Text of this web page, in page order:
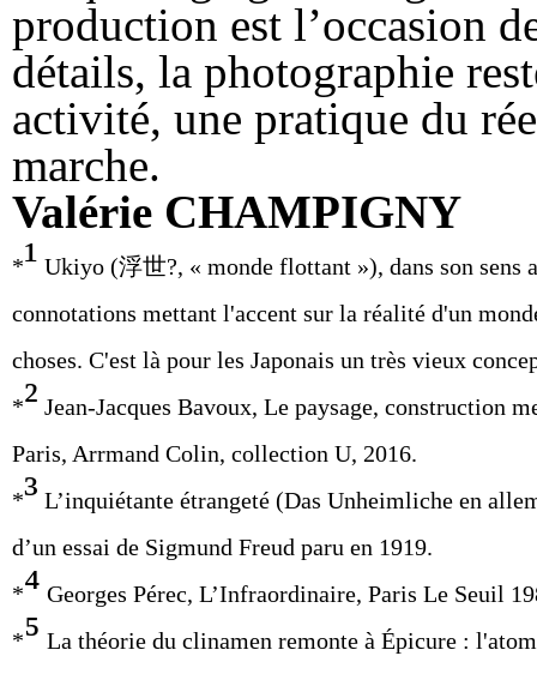
production est l’occasion
détails, la photographie
activité, une pratique du
marche.
Valérie CHAMPIGNY
*¹ Ukiyo (浮世?, « monde flottant »), dans son sens
connotations mettant l'accent sur la réalité d'un
choses. C'est là pour les Japonais un très vieux
*² Jean-Jacques Bavoux, Le paysage, construction
Paris, Arrmand Colin, collection U, 2016.
*³ L’inquiétante étrangeté (Das Unheimliche en
d’un essai de Sigmund Freud paru en 1919.
*⁴ Georges Pérec, L’Infraordinaire, Paris Le Seuil
*⁵ La théorie du clinamen remonte à Épicure :